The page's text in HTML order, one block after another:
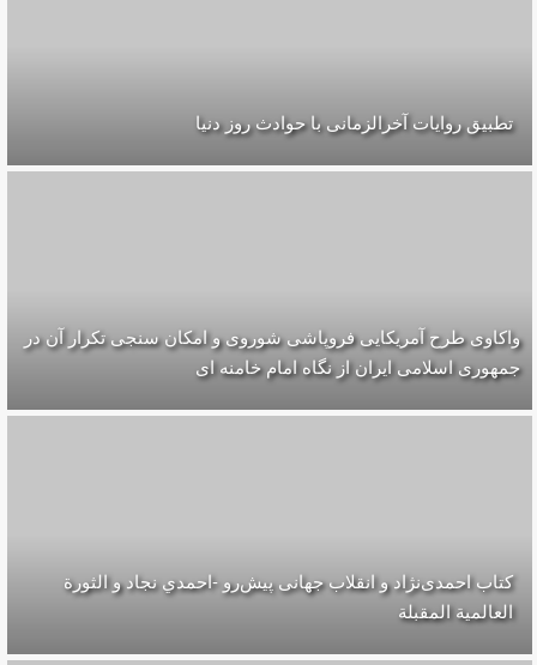
تطبیق روایات آخرالزمانی با حوادث روز دنیا
واکاوی طرح آمریکایی فروپاشی شوروی و امکان سنجی تکرار آن در
جمهوری اسلامی ایران از نگاه امام خامنه ای
کتاب احمدی‌نژاد و انقلاب جهانی پيش‌رو -احمدي نجاد و الثورة
العالمیة المقبلة